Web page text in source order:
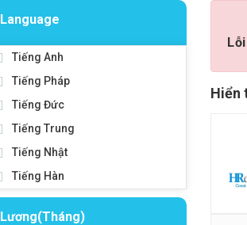
Language
Tiếng Anh
Tiếng Pháp
Tiếng Đức
Tiếng Trung
Tiếng Nhật
Tiếng Hàn
Lương(Tháng)
Hiển